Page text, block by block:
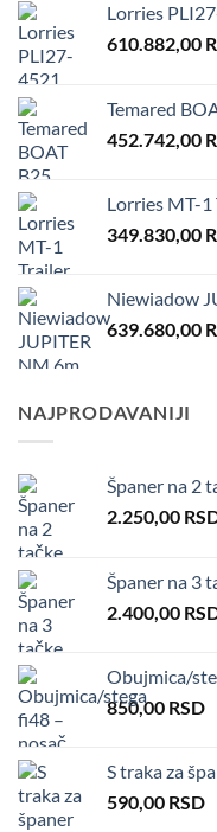
Lorries
610.882,00
Temared
452.742,00
Lorries MT-1
349.830,00
Niewiadow
639.680,00
NAJPRODAVANIJI
Španer na 2
2.250,00
Španer na 3
2.400,00
Obujmica/
850,00 RSD
S traka za
590,00 RSD